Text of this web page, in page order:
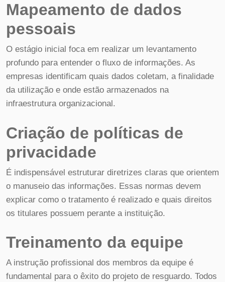
Mapeamento de dados
pessoais
O estágio inicial foca em realizar um levantamento
profundo para entender o fluxo de informações. As
empresas identificam quais dados coletam, a finalidade
da utilização e onde estão armazenados na
infraestrutura organizacional.
Criação de políticas de
privacidade
É indispensável estruturar diretrizes claras que orientem
o manuseio das informações. Essas normas devem
explicar como o tratamento é realizado e quais direitos
os titulares possuem perante a instituição.
Treinamento da equipe
A instrução profissional dos membros da equipe é
fundamental para o êxito do projeto de resguardo. Todos